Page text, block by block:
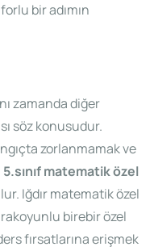
bir adımın
zamanda diğer
söz konusudur.
zorlanmamak ve
5.sınıf matematik özel
Iğdır matematik özel
birebir özel
fırsatlarına erişmek